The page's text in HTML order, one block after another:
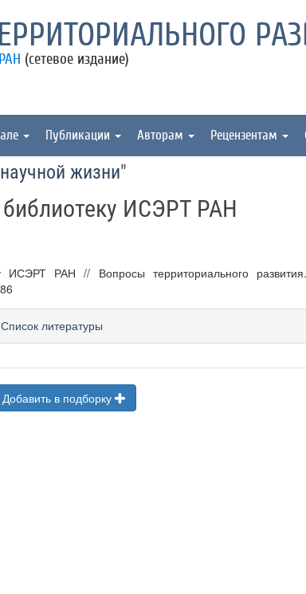
(сетевое издание)
Публикации Авторам Рецензентам
жизни"
ИСЭРТ РАН
ИСЭРТ РАН // Вопросы территориального
Список литературы
Добавить в подборку